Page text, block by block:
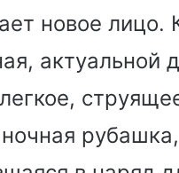
новое лицо.
актуальной
рубашка,